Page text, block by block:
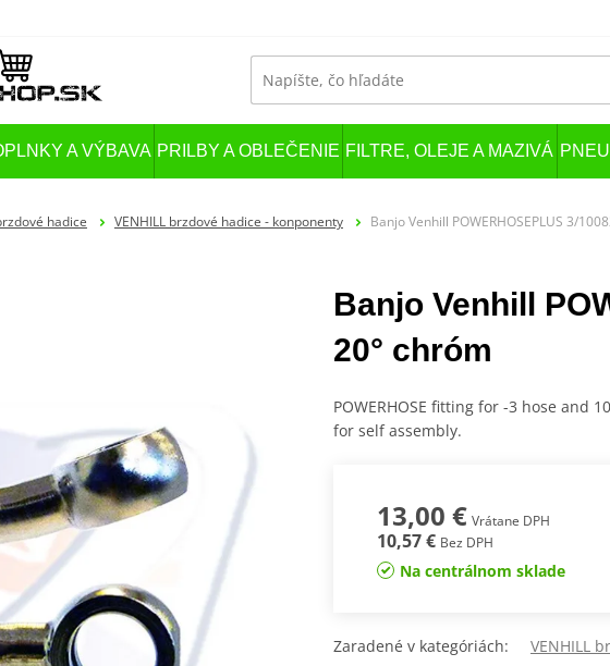
A VÝBAVA PRILBY A OBLEČENIE FILTRE, OLEJE A MAZIVÁ
hadice VENHILL brzdové hadice - konponenty Banjo Venhill POWERHOSEPLUS 3/
Banjo Venhill
20° chróm
POWERHOSE fitting for -3 hose and
for self assembly.
13,00 € Vrátane DPH
10,57 € Bez DPH
Na centrálnom sklade
Zaradené v kategóriách: VENHILL